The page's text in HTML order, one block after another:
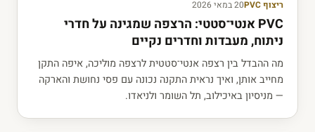
ריצוף PVC 20 במאי 2026
PVC אנטי־סטטי: הרצפה שמגינה על חדרי
ניתוח, מעבדות וחדרים נקיים
מה ההבדל בין רצפה אנטי־סטטית לרצפה מוליכה, איפה התקן
מחייב אותן, ואיך נראית התקנה נכונה עם פסי נחושת והארקה
— מניסיון באיכילוב, תל השומר ולניאדו.